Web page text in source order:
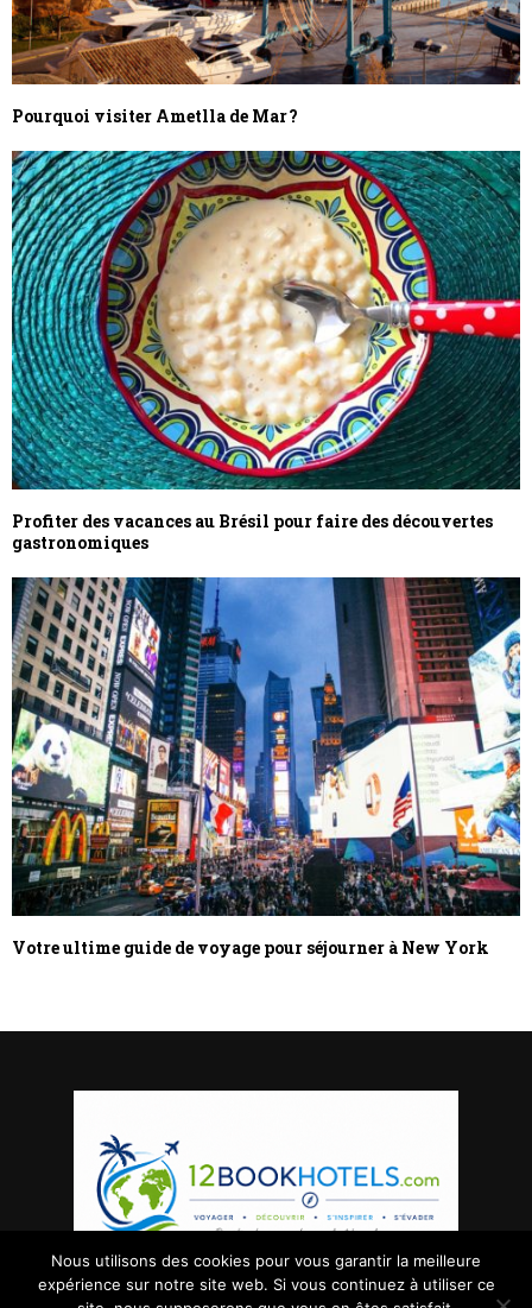
Pourquoi visiter Ametlla de Mar ?
Profiter des vacances au Brésil pour faire des découvertes
gastronomiques
Votre ultime guide de voyage pour séjourner à New York
Nous utilisons des cookies pour vous garantir la meilleure
expérience sur notre site web. Si vous continuez à utiliser ce